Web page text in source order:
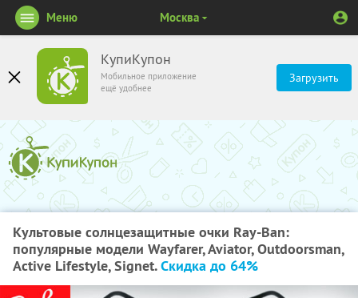
КупиКупон
Мобильное приложение
ещё удобнее
Загрузить
Меню Москва
Культовые солнцезащитные очки Ray-Ban:
популярные модели Wayfarer, Aviator, Outdoorsman,
Active Lifestyle, Signet.Скидка до 64%